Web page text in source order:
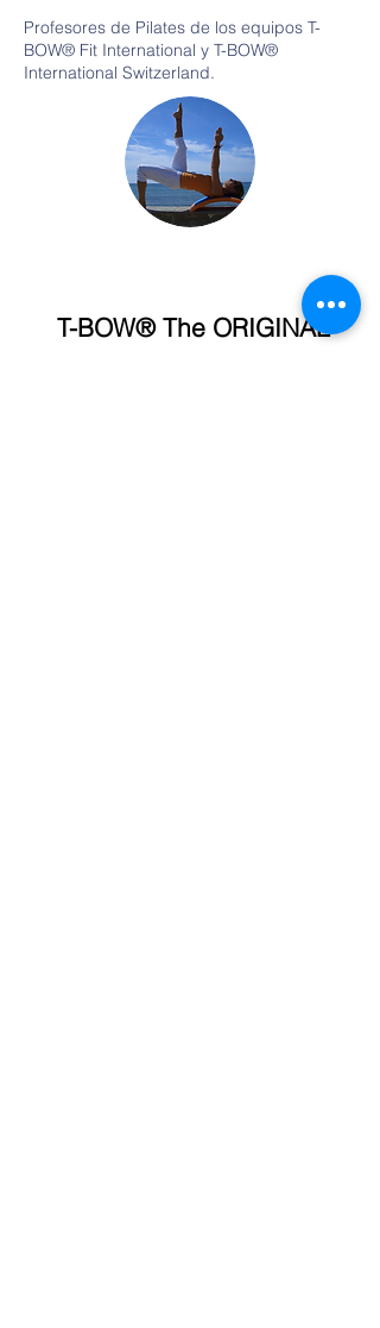
Profesores de Pilates de los equipos T-
BOW® Fit International y T-BOW®
International Switzerland.
T-BOW® The ORIGINAL